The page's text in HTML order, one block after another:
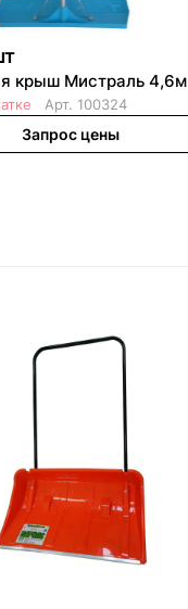
крыш Мистраль 4,6м
Арт. 100324
Запрос цены